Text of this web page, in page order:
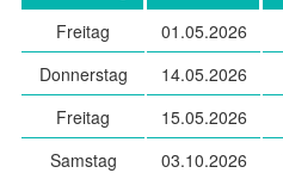
Schulleitbild
Klassen
Freitag
01.05.2026
Donnerstag
14.05.2026
Freitag
15.05.2026
Samstag
03.10.2026